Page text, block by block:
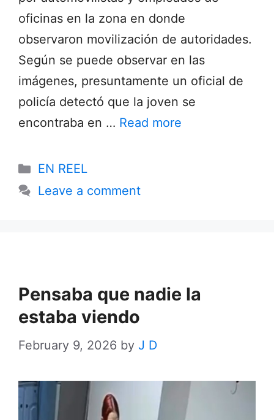
oficinas en la zona en donde
observaron movilización de autoridades.
Según se puede observar en las
imágenes, presuntamente un oficial de
policía detectó que la joven se
encontraba en … Read more
Categories
EN REEL
Leave a comment
Pensaba que nadie la
estaba viendo
February 9, 2026 by J D